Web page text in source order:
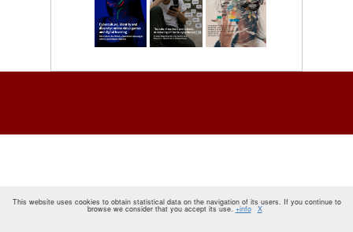
This website uses cookies to obtain statistical data on the navigation of its users. If you continue to
browse we consider that you accept its use. +info X